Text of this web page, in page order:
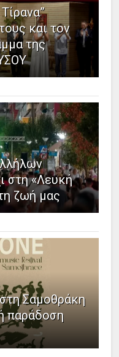
και τον
της
στη «Λευκή
ζωή μας
Σαμοθράκη
παράδοση